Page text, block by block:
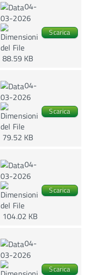
04-
03-2026
88.59 KB
Scarica
04-
03-2026
79.52 KB
Scarica
04-
03-2026
104.02 KB
Scarica
04-
03-2026
Scarica